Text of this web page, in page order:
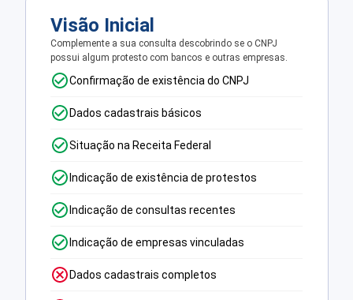
Visão Inicial
Complemente a sua consulta descobrindo se o CNPJ
possui algum protesto com bancos e outras empresas.
Confirmação de existência do CNPJ
Dados cadastrais básicos
Situação na Receita Federal
Indicação de existência de protestos
Indicação de consultas recentes
Indicação de empresas vinculadas
Dados cadastrais completos